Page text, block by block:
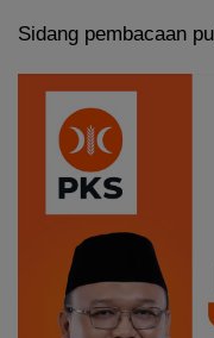
Sidang pembacaan